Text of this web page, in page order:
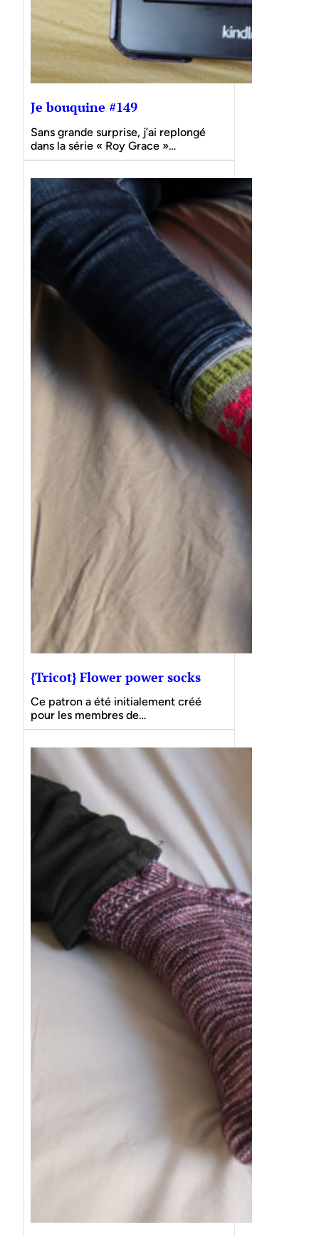
Je bouquine #149
Sans grande surprise, j’ai replongé
dans la série « Roy Grace »…
{Tricot} Flower power socks
Ce patron a été initialement créé
pour les membres de…